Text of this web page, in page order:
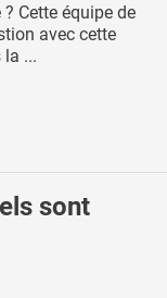
Cette équipe de
avec cette
la ...
sont